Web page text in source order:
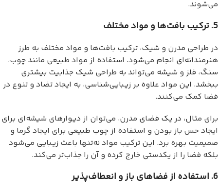
می‌شوند.
5. ترکیب بافت‌ها و مواد مختلف
در طراحی مدرن و شیک، ترکیب بافت‌ها و مواد مختلف به طرز
هنرمندانه‌ای انجام می‌شود. استفاده از مواد طبیعی مانند چوب،
سنگ، فلز و شیشه می‌تواند به طراحی شیک جذابیت بیشتری
ببخشد. این مواد علاوه بر زیبایی‌شناسی، به ایجاد تضاد و تنوع در
فضا کمک می‌کنند.
برای مثال، در یک فضای مدرن، می‌توان از دیوارهای شیشه‌ای برای
ایجاد حس باز بودن و استفاده از چوب طبیعی برای ایجاد گرما و
صمیمیت بهره برد. این ترکیب مواد نه‌تنها باعث زیبایی می‌شود
بلکه فضا را از یکدستی خارج کرده و آن را جذاب‌تر می‌کند.
6. استفاده از فضاهای باز و انعطاف‌پذیر